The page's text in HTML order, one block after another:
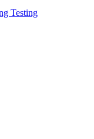
Testing